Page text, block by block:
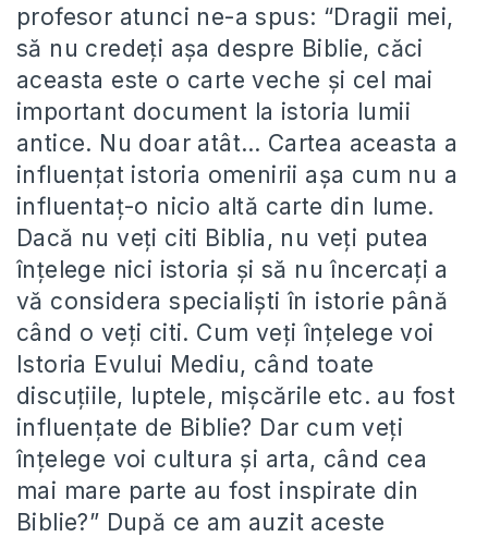
profesor atunci ne-a spus: “Dragii mei,
să nu credeți așa despre Biblie, căci
aceasta este o carte veche și cel mai
important document la istoria lumii
antice. Nu doar atât… Cartea aceasta a
influențat istoria omenirii așa cum nu a
influentaț-o nicio altă carte din lume.
Dacă nu veți citi Biblia, nu veți putea
înțelege nici istoria și să nu încercați a
vă considera specialiști în istorie până
când o veți citi. Cum veți înțelege voi
Istoria Evului Mediu, când toate
discuțiile, luptele, mișcările etc. au fost
influențate de Biblie? Dar cum veți
înțelege voi cultura și arta, când cea
mai mare parte au fost inspirate din
Biblie?” După ce am auzit aceste